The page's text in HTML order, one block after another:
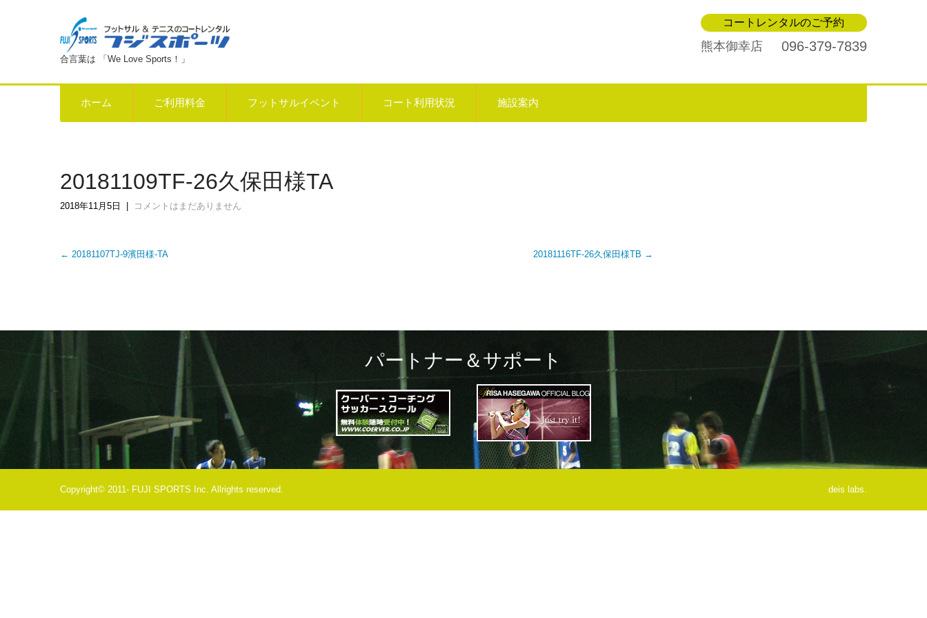
合言葉は 「We Love Sports！」
コートレンタルのご予約
熊本御幸店 096-379-7839
ホーム ご利用料金 フットサルイベント コート利用状況 施設案内
20181109TF-26久保田様TA
2018年11月5日 コメントはまだありません
Post
← 20181107TJ-9濱田様-TA 20181116TF-26久保田様TB →
パートナー＆サポート
Copyright© 2011- FUJI SPORTS Inc. Allrights reserved. deis labs.